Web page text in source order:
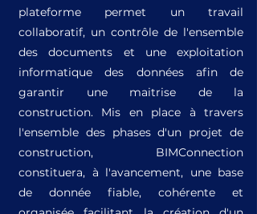
plateforme permet un travail
collaboratif, un contrôle de l'ensemble
des documents et une exploitation
informatique des données afin de
garantir une maitrise de la
construction. Mis en place à travers
l'ensemble des phases d'un projet de
construction, BIMConnection
constituera, à l'avancement, une base
de donnée fiable, cohérente et